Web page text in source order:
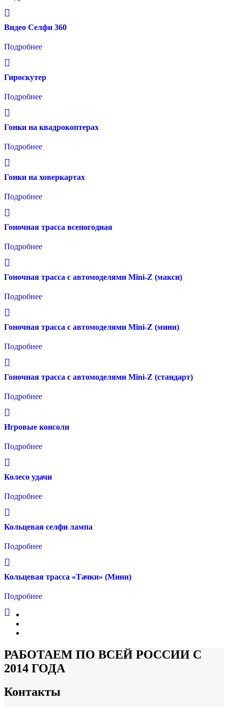
Видео Селфи 360
Подробнее
Гироскутер
Подробнее
Гонки на квадрокоптерах
Подробнее
Гонки на ховеркартах
Подробнее
Гоночная трасса всепогодная
Подробнее
Гоночная трасса с автомоделями Mini-Z (макси)
Подробнее
Гоночная трасса с автомоделями Mini-Z (мини)
Подробнее
Гоночная трасса с автомоделями Mini-Z (стандарт)
Подробнее
Игровые консоли
Подробнее
Колесо удачи
Подробнее
Кольцевая селфи лампа
Подробнее
Кольцевая трасса «Тачки» (Мини)
Подробнее
РАБОТАЕМ ПО ВСЕЙ РОССИИ С
2014 ГОДА
Контакты